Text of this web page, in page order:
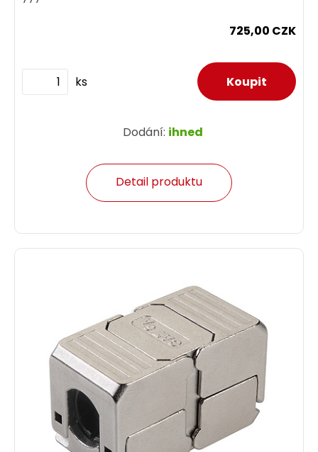
725,00 CZK
ks
Dodání: ihned
Detail produktu